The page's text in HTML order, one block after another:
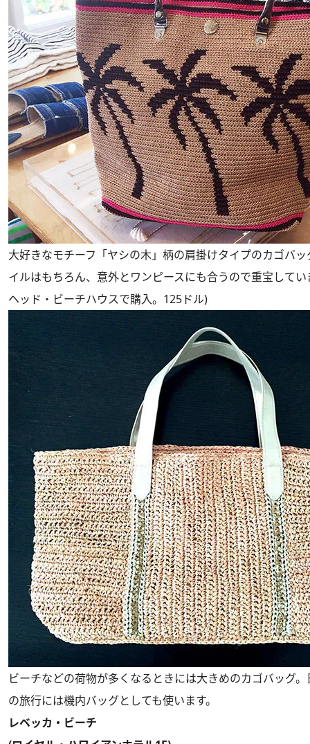
大好きなモチーフ「ヤシの木」柄の肩掛けタイプのカゴバ
イルはもちろん、意外とワンピースにも合うので重宝して
ヘッド・ビーチハウスで購入。125ドル)
ビーチなどの荷物が多くなるときには大きめのカゴバッグ
の旅行には機内バッグとしても使います。
レベッカ・ビーチ